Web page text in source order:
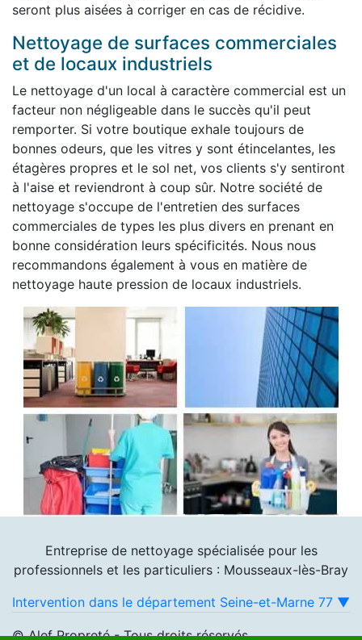
seront plus aisées à corriger en cas de récidive.
Nettoyage de surfaces commerciales
et de locaux industriels
Le nettoyage d'un local à caractère commercial est un
facteur non négligeable dans le succès qu'il peut
remporter. Si votre boutique exhale toujours de
bonnes odeurs, que les vitres y sont étincelantes, les
étagères propres et le sol net, vos clients s'y sentiront
à l'aise et reviendront à coup sûr. Notre société de
nettoyage s'occupe de l'entretien des surfaces
commerciales de types les plus divers en prenant en
bonne considération leurs spécificités. Nous nous
recommandons également à vous en matière de
nettoyage haute pression de locaux industriels.
Entreprise de nettoyage spécialisée pour les
professionnels et les particuliers : Mousseaux-lès-Bray
Intervention dans le département Seine-et-Marne 77 ▼
© Alef Propreté - Tous droits réservés